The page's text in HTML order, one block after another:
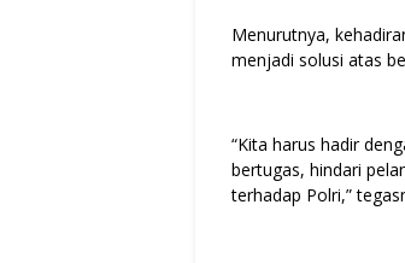
Menurutnya,
menjadi solusi atas
“Kita harus hadir
bertugas, hindari
terhadap Polri,”